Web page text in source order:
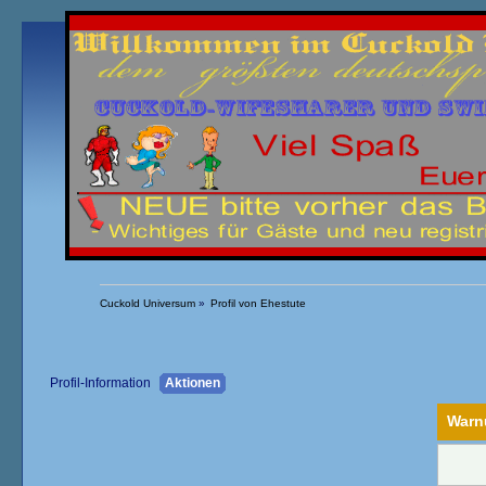
Übersicht Kalender Einloggen Registrieren
Cuckold Universum » Profil von Ehestute
Profil-Information Aktionen